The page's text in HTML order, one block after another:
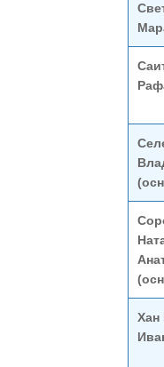
Хан